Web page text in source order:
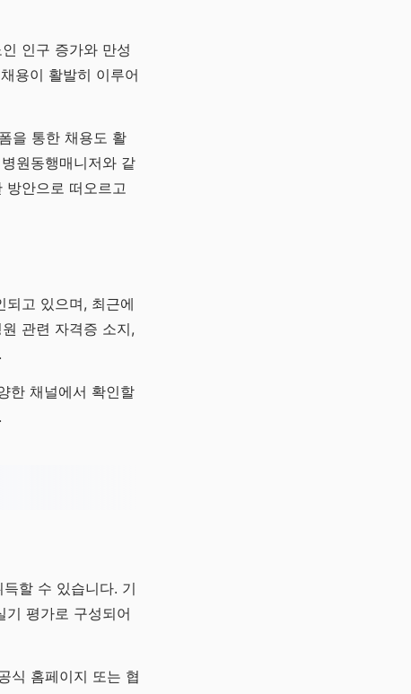
인구 증가와 만성
용이 활발히 이루어
을 통한 채용도 활
원동행매니저와 같
방안으로 떠오르고
고 있으며, 최근에
관련 자격증 소지,
한 채널에서 확인할
할 수 있습니다. 기
평가로 구성되어
식 홈페이지 또는 협